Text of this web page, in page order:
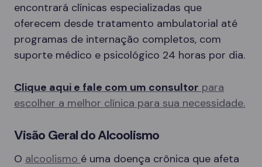
encontrará clínicas especializadas que
oferecem desde tratamento ambulatorial até
programas de internação completos, com
suporte médico e psicológico 24 horas por dia.
Clique aqui e fale com um consultor para
escolher a melhor clínica para sua necessidade.
Visão Geral do Alcoolismo
O alcoolismo é uma doença crônica que afeta